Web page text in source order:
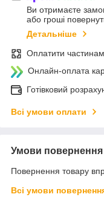
Ви отримаєте
або гроші
Детальніше
Оплатити
Онлайн-оплата
Готівковий
Всі умови оплати
Умови повернення
Повернення товару
Всі умови